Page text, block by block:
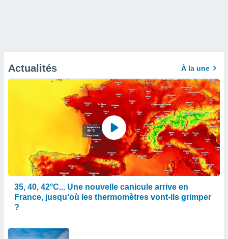
Actualités À la une
35, 40, 42°C... Une nouvelle canicule arrive en
France, jusqu'où les thermomètres vont-ils grimper
?